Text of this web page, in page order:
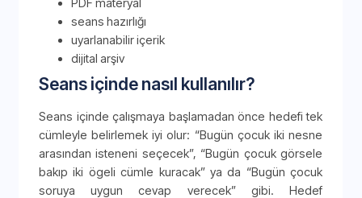
seans hazırlığı
uyarlanabilir içerik
dijital arşiv
Seans içinde nasıl kullanılır?
Seans içinde çalışmaya başlamadan önce hedefi tek
cümleyle belirlemek iyi olur: “Bugün çocuk iki nesne
arasından isteneni seçecek”, “Bugün çocuk görsele
bakıp iki ögeli cümle kuracak” ya da “Bugün çocuk
soruya uygun cevap verecek” gibi. Hedef